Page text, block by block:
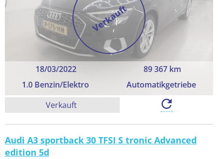
Verkauft
18/03/2022
89 367 km
1.0 Benzin/Elektro
Automatikgetriebe
Verkauft
Audi A3 sportback 30 TFSI S tronic Advanced
edition 5d